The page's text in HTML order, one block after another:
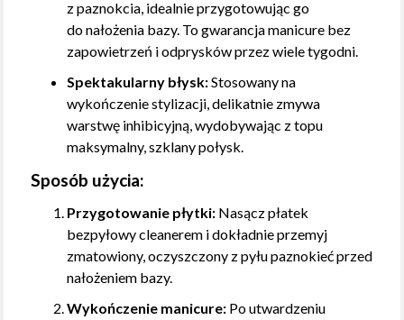
z paznokcia, idealnie przygotowując go
do nałożenia bazy. To gwarancja manicure bez
zapowietrzeń i odprysków przez wiele tygodni.
Spektakularny błysk:Stosowany na
wykończenie stylizacji, delikatnie zmywa
warstwę inhibicyjną, wydobywając z topu
maksymalny, szklany połysk.
Sposób użycia:
Przygotowanie płytki: Nasącz płatek
bezpyłowy cleanerem i dokładnie przemyj
zmatowiony, oczyszczony z pyłu paznokieć przed
nałożeniem bazy.
Wykończenie manicure: Po utwardzeniu